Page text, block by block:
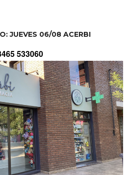
JUEVES 06/08 ACERBI
533060